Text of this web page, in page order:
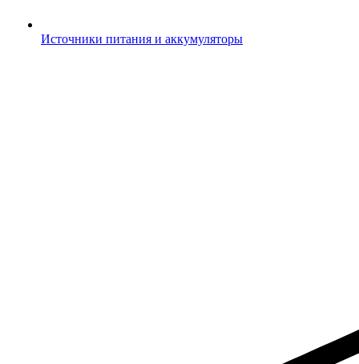
Источники питания и аккумуляторы